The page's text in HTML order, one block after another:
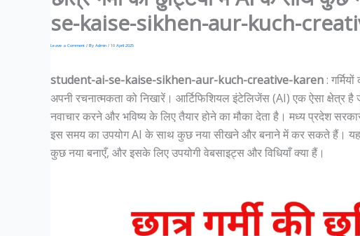
se-kaise-sikhen-aur-kuch-
Leave a Comment / By Admin / 10 April 2025
student-ai-se-kaise-sikhen-aur-kuch-creative-karen :
अपनी रचनात्मकता को निखारें। आर्टिफिशियल इंटेलिजेंस (AI) एक ऐसा क्षेत्र
नवाचार करने और भविष्य के लिए तैयार होने का मौका देता है। मध्य प्रदेश
इस समय का उपयोग AI के साथ कुछ नया सीखने और बनाने में कर सकते हैं।
कुछ नया बनाएँ, और इसके लिए उपयोगी वेबसाइट्स और विधियाँ क्या हैं।